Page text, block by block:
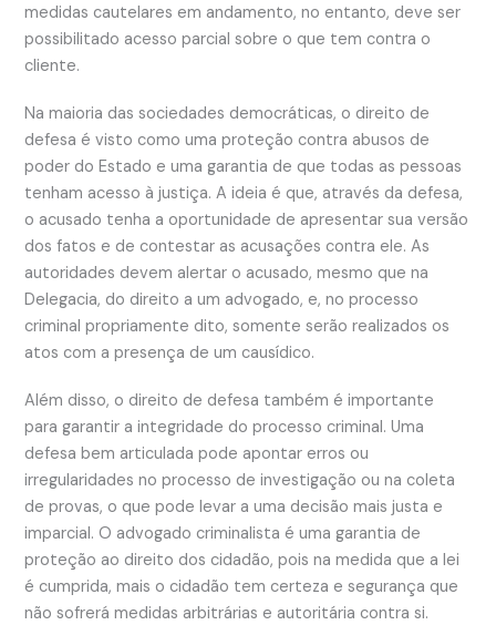
medidas cautelares em andamento, no entanto, deve ser
possibilitado acesso parcial sobre o que tem contra o
cliente.
Na maioria das sociedades democráticas, o direito de
defesa é visto como uma proteção contra abusos de
poder do Estado e uma garantia de que todas as pessoas
tenham acesso à justiça. A ideia é que, através da defesa,
o acusado tenha a oportunidade de apresentar sua versão
dos fatos e de contestar as acusações contra ele. As
autoridades devem alertar o acusado, mesmo que na
Delegacia, do direito a um advogado, e, no processo
criminal propriamente dito, somente serão realizados os
atos com a presença de um causídico.
Além disso, o direito de defesa também é importante
para garantir a integridade do processo criminal. Uma
defesa bem articulada pode apontar erros ou
irregularidades no processo de investigação ou na coleta
de provas, o que pode levar a uma decisão mais justa e
imparcial. O advogado criminalista é uma garantia de
proteção ao direito dos cidadão, pois na medida que a lei
é cumprida, mais o cidadão tem certeza e segurança que
não sofrerá medidas arbitrárias e autoritária contra si.